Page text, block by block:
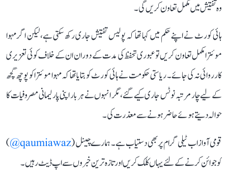
وہ تفتیش میں مکمل تعاون کریں گی۔
ہائی کورٹ نے اپنے حکم میں کہا تھا کہ پولیس تفتیش جاری رکھ سکتی ہے، لیکن اگر مہوا
موئترا مکمل تعاون کریں تو عبوری تحفظ کی مدت کے دوران ان کے خلاف کوئی تعزیری
کارروائی نہ کی جائے۔ ریاستی حکومت نے ہائی کورٹ کو بتایا تھا کہ مہوا موئترا کو پوچھ گچھ
کے لیے چار مرتبہ نوٹس جاری کیے گئے، مگر انہوں نے ہر بار اپنی پارلیمانی مصروفیات کا
حوالہ دیتے ہوئے حاضر ہونے سے معذرت کی۔
قومی آواز اب ٹیلی گرام پر بھی دستیاب ہے۔ ہمارے چینل (qaumiawaz@
)
کو جوائن کرنے کے لئے یہاں کلک کریں اور تازہ ترین خبروں سے اپ ڈیٹ رہیں۔